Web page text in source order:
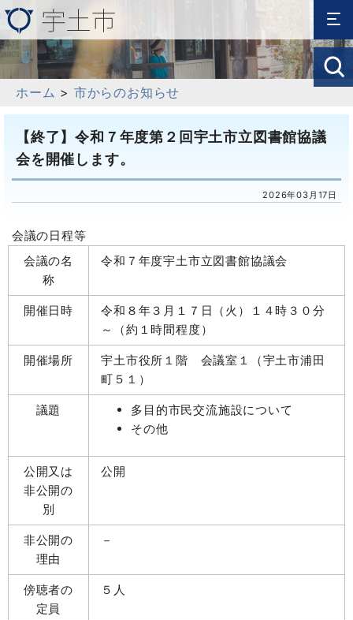
ホーム > 市からのお知らせ
【終了】令和７年度第２回宇土市立図書館協議
会を開催します。
2026年03月17日
会議の日程等
会議の名
称
令和７年度宇土市立図書館協議会
開催日時
令和８年３月１７日（火）１４時３０分
～（約１時間程度）
開催場所
宇土市役所１階 会議室１（宇土市浦田
町５１）
議題
多目的市民交流施設について
その他
公開又は
非公開の
別
公開
非公開の
理由
－
傍聴者の
定員
５人